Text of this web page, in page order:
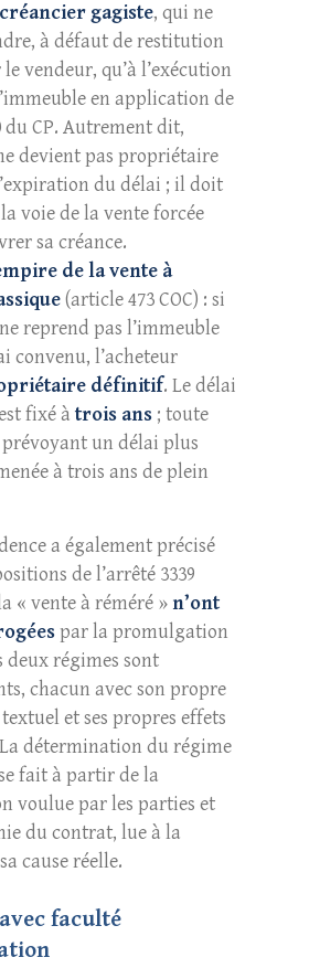
créancier gagiste, qui ne
à défaut de restitution
vendeur, qu’à l’exécution
en application de
du CP. Autrement dit,
devient pas propriétaire
du délai ; il doit
voie de la vente forcée
sa créance.
de la vente à
(article 473 COC) : si
reprend pas l’immeuble
convenu, l’acheteur
définitif. Le délai
fixé àtrois ans ; toute
un délai plus
à trois ans de plein
a également précisé
de l’arrêté 3339
« vente à réméré » n’ont
par la promulgation
deux régimes sont
chacun avec son propre
et ses propres effets
détermination du régime
fait à partir de la
voulue par les parties et
du contrat, lue à la
cause réelle.
faculté